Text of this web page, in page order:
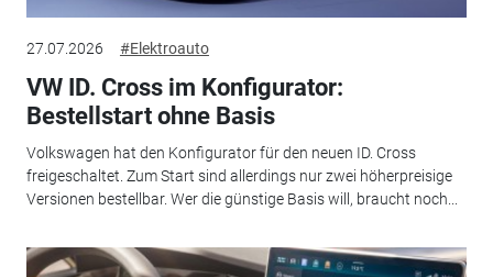
27.07.2026 #Elektroauto
VW ID. Cross im Konfigurator:
Bestellstart ohne Basis
Volkswagen hat den Konfigurator für den neuen ID. Cross
freigeschaltet. Zum Start sind allerdings nur zwei höherpreisige
Versionen bestellbar. Wer die günstige Basis will, braucht noch...